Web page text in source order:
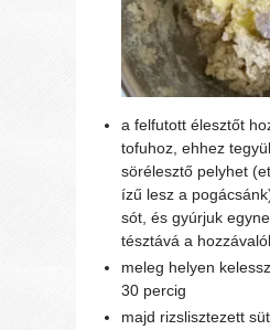
a felfutott élesztőt
tofuhoz, ehhez
sörélesztő pelyhet
ízű lesz a
sót, és gyúrjuk
tésztává a
meleg helyen
30 percig
majd rizslisztezett